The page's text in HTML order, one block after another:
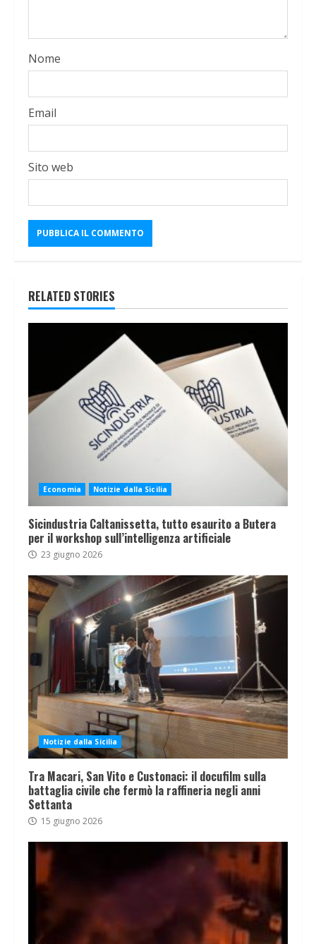
Nome
Email
Sito web
RELATED STORIES
Economia Notizie dalla Sicilia
Sicindustria Caltanissetta, tutto esaurito a Butera
per il workshop sull’intelligenza artificiale
23 giugno 2026
Notizie dalla Sicilia
Tra Macari, San Vito e Custonaci: il docufilm sulla
battaglia civile che fermò la raffineria negli anni
Settanta
15 giugno 2026